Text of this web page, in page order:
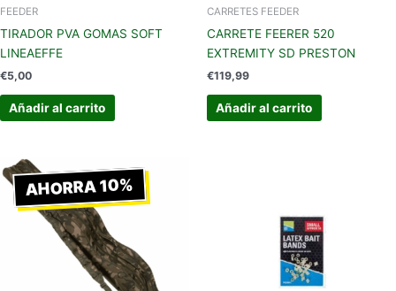
FEEDER
TIRADOR PVA GOMAS SOFT
LINEAEFFE
€5,00
Añadir al carrito
CARRETES FEEDER
CARRETE FEERER 520
EXTREMITY SD PRESTON
€119,99
Añadir al carrito
AHORRA 10%
precio
original
era:
€169,99.
precio
actual
es:
€152,99.